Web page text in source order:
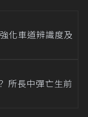
化車道辨識度及
所長中彈亡生前